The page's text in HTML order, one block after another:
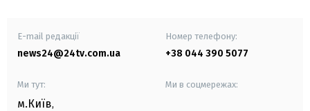
E-mail редакції
news24@24tv.com.ua
Номер телефону:
+38 044 390 5077
Ми тут:
м.Київ,
Ми в соцмережах: